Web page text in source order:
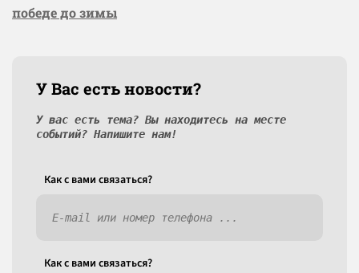
победе до зимы
У Вас есть новости?
У вас есть тема? Вы находитесь на месте
событий? Напишите нам!
Как c вами связаться?
Как c вами связаться?